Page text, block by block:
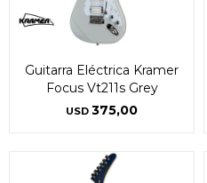
Guitarra Eléctrica Kramer
Focus Vt211s Grey
USD 375,00